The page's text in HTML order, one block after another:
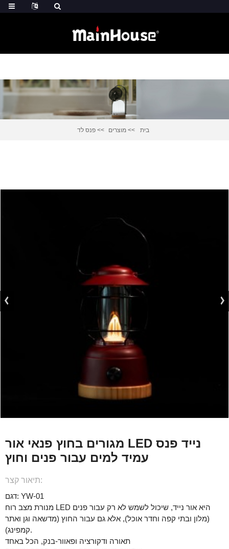
בית מוצרים פנס לד
מגורים בחוץ פנאי אור LED נייד פנס
עמיד למים עבור פנים וחוץ
תיאור קצר:
דגם: YW-01
מנורת מצב רוח LED היא אור נייד, שיכול לשמש לא רק עבור פנים
(מלון ובתי קפה וחדר אוכל), אלא גם עבור החוץ (מדשאה וגן ואתר
קמפינג).
תאורה ודקורציה ופאוור-בנק, הכל באחד